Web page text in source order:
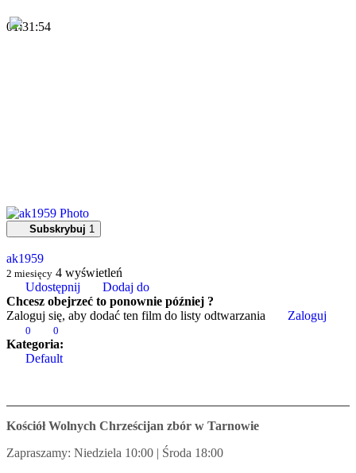
01:31:54
Subskrybuj 1
ak1959
2 miesięcy 4 wyświetleń
Udostępnij
Dodaj do
Chcesz obejrzeć to ponownie później ?
Zaloguj się, aby dodać ten film do listy odtwarzania
Zaloguj
0 0
Kategoria:
Default
Kościół Wolnych Chrześcijan zbór w Tarnowie
Zapraszamy: Niedziela 10:00 | Środa 18:00